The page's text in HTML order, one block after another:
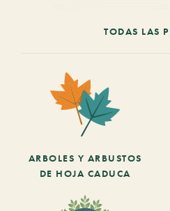
TODAS LAS
ARBOLES Y ARBUSTOS
DE HOJA CADUCA